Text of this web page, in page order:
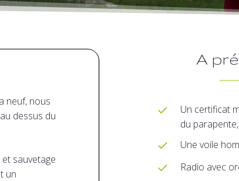
neuf, nous
dessus du
sauvetage
un
A
Un certificat
du parapente,
Une voile
Radio avec